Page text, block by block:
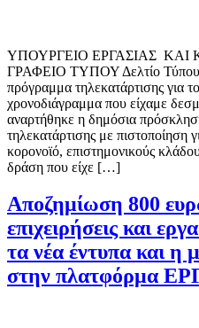
ΥΠΟΥΡΓΕΙΟ EΡΓΑΣΙΑΣ
ΓΡΑΦΕΙΟ ΤΥΠΟΥ Δελτίο Τύπου
πρόγραμμα τηλεκατάρτισης για
χρονοδιάγραμμα που είχαμε
αναρτήθηκε η δημόσια
τηλεκατάρτισης με πιστοποίηση
κορονοϊό, επιστημονικούς
δράση που είχε […]
Αποζημίωση 800
επιχειρήσεις και
τα νέα έντυπα και η
στην πλατφόρμα